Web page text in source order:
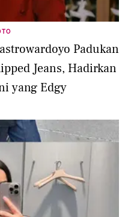
Padukan
Jeans, Hadirkan
yang Edgy